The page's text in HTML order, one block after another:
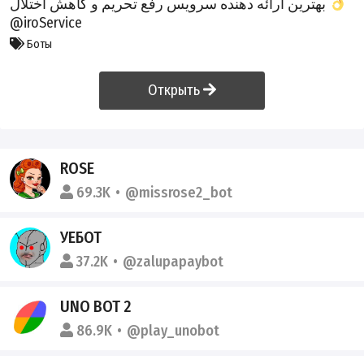
@iroService
Боты
Открыть
ROSE
69.3K @missrose2_bot
УЕБОТ
37.2K @zalupapaybot
UNO BOT 2
86.9K @play_unobot